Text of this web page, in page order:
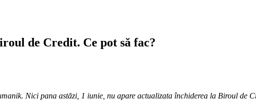
de Credit. Ce pot să fac?
Nici pana astăzi, 1 iunie, nu apare actualizata închiderea la Biroul de